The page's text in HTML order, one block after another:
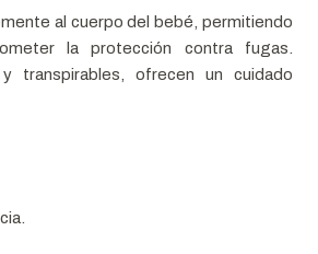
al cuerpo del bebé, permitiendo
la protección contra fugas.
transpirables, ofrecen un cuidado